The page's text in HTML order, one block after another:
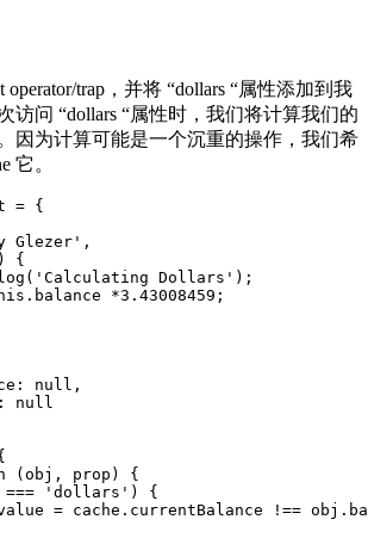
trap，并将 “dollars “属性添加到我
访问 “dollars “属性时，我们将计算我们的
因为计算可能是一个沉重的操作，我们希
它。
= {
Glezer',
{
Dollars');
*3.43008459;
null,
null
(obj, prop) {
'dollars') {
= cache.currentBalance !==